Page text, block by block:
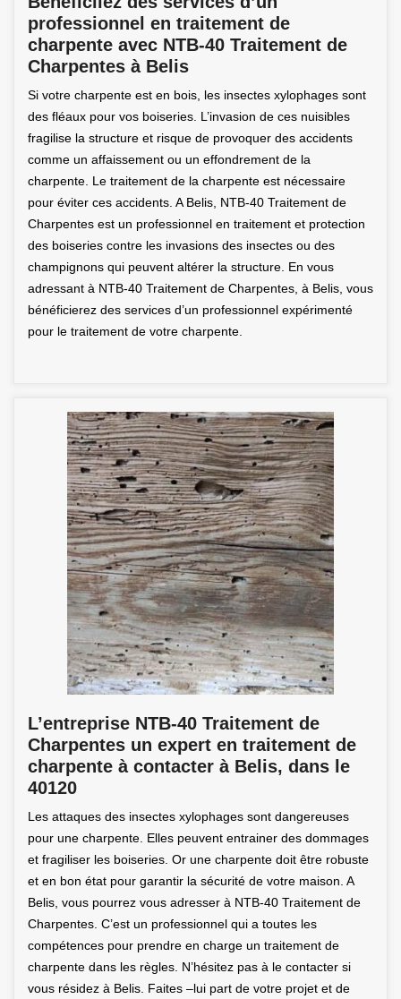
professionnel en traitement de
charpente avec NTB-40 Traitement de
Charpentes à Belis
Si votre charpente est en bois, les insectes xylophages sont
des fléaux pour vos boiseries. L’invasion de ces nuisibles
fragilise la structure et risque de provoquer des accidents
comme un affaissement ou un effondrement de la
charpente. Le traitement de la charpente est nécessaire
pour éviter ces accidents. A Belis, NTB-40 Traitement de
Charpentes est un professionnel en traitement et protection
des boiseries contre les invasions des insectes ou des
champignons qui peuvent altérer la structure. En vous
adressant à NTB-40 Traitement de Charpentes, à Belis, vous
bénéficierez des services d’un professionnel expérimenté
pour le traitement de votre charpente.
L’entreprise NTB-40 Traitement de
Charpentes un expert en traitement de
charpente à contacter à Belis, dans le
40120
Les attaques des insectes xylophages sont dangereuses
pour une charpente. Elles peuvent entrainer des dommages
et fragiliser les boiseries. Or une charpente doit être robuste
et en bon état pour garantir la sécurité de votre maison. A
Belis, vous pourrez vous adresser à NTB-40 Traitement de
Charpentes. C’est un professionnel qui a toutes les
compétences pour prendre en charge un traitement de
charpente dans les règles. N’hésitez pas à le contacter si
vous résidez à Belis. Faites –lui part de votre projet et de